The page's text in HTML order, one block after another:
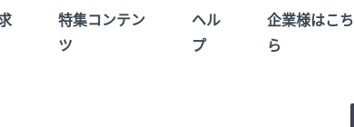
特集コンテン
ツ
ヘル
プ
企業様はこち
ら